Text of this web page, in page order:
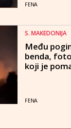
FENA
S. MAKEDONIJA
Među
benda,
koji je
FENA